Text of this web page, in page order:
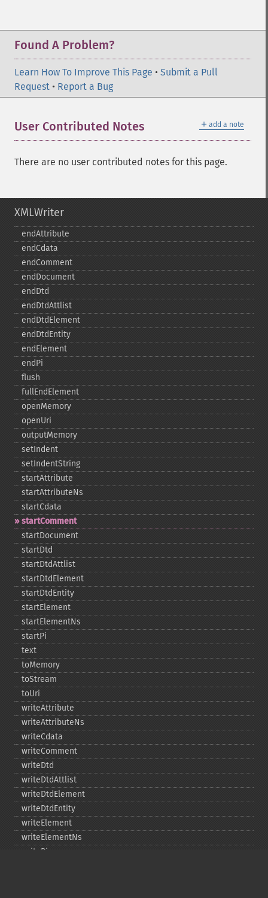
Found A Problem?
Learn How To Improve This Page • Submit a Pull
Request • Report a Bug
＋ add a note
User Contributed Notes
There are no user contributed notes for this page.
XMLWriter
endAttribute
endCdata
endComment
endDocument
endDtd
endDtdAttlist
endDtdElement
endDtdEntity
endElement
endPi
flush
fullEndElement
openMemory
openUri
outputMemory
setIndent
setIndentString
startAttribute
startAttributeNs
startCdata
startComment
startDocument
startDtd
startDtdAttlist
startDtdElement
startDtdEntity
startElement
startElementNs
startPi
text
toMemory
toStream
toUri
writeAttribute
writeAttributeNs
writeCdata
writeComment
writeDtd
writeDtdAttlist
writeDtdElement
writeDtdEntity
writeElement
writeElementNs
writePi